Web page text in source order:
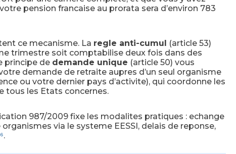
pension francaise au prorata sera d’environ 783
ce mecanisme. La regle anti-cumul (article 53)
trimestre soit comptabilise deux fois dans des
principe de demande unique (article 50) vous
demande de retraite aupres d’un seul organisme
ou votre dernier pays d’activite), qui coordonne les
tous les Etats concernes.
987/2009 fixe les modalites pratiques : echange
via le systeme EESSI, delais de reponse,
⁶.